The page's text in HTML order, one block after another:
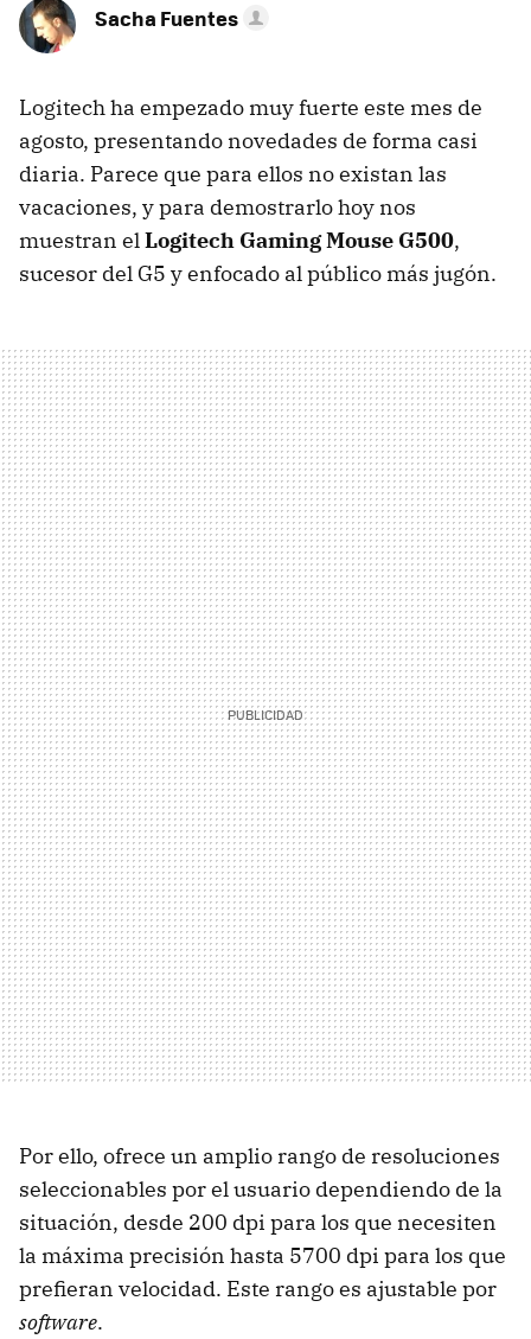
Sacha Fuentes
Logitech ha empezado muy fuerte este mes de
agosto, presentando novedades de forma casi
diaria. Parece que para ellos no existan las
vacaciones, y para demostrarlo hoy nos
muestran el Logitech Gaming Mouse G500,
sucesor del G5 y enfocado al público más jugón.
Por ello, ofrece un amplio rango de resoluciones
seleccionables por el usuario dependiendo de la
situación, desde 200 dpi para los que necesiten
la máxima precisión hasta 5700 dpi para los que
prefieran velocidad. Este rango es ajustable por
software.